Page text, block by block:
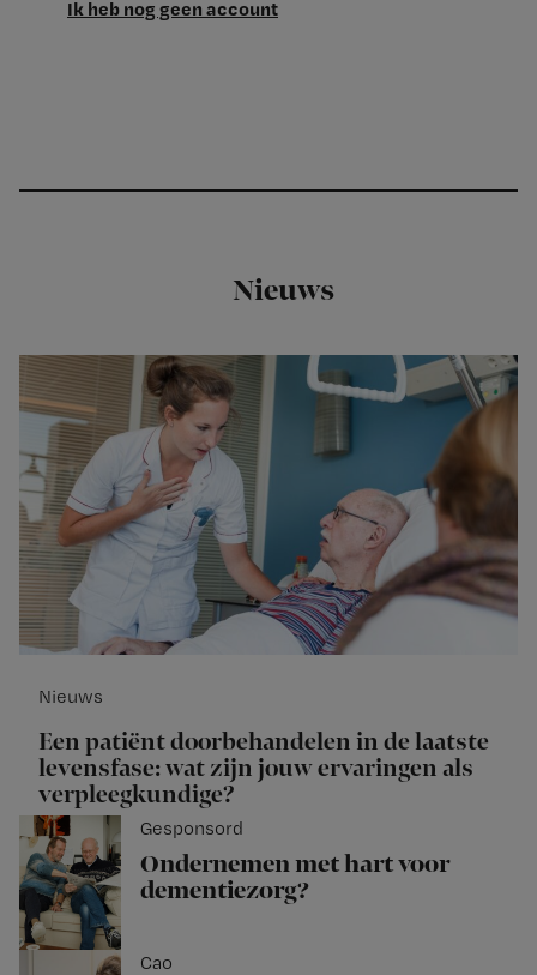
Ik heb nog geen account
Nieuws
Nieuws
Een patiënt doorbehandelen in de laatste
levensfase: wat zijn jouw ervaringen als
verpleegkundige?
Gesponsord
Ondernemen met hart voor
dementiezorg?
Cao